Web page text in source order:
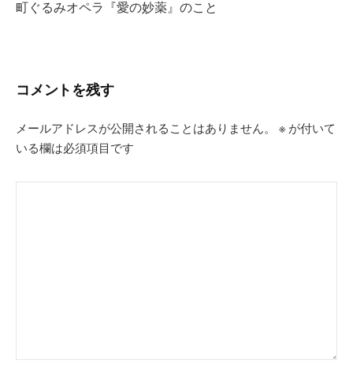
ゲ
ョ
町ぐるみオペラ『愛の妙薬』のこと
コメントを残す
メールアドレスが公開されることはありません。 ※ が付いて
いる欄は必須項目です